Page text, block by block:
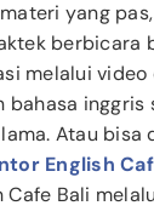
yang
berbicara
melalui video
bahasa
Atau bisa
English
Cafe Bali